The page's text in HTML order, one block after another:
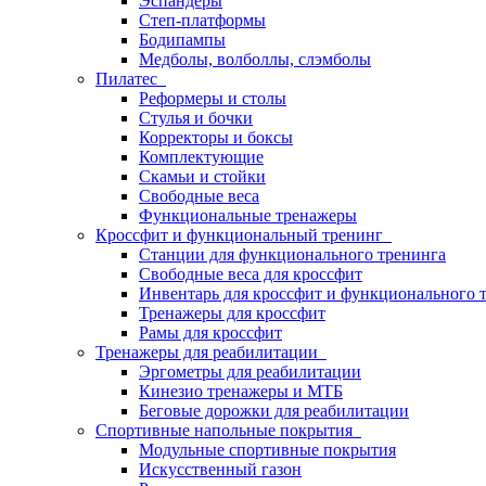
Степ-платформы
Бодипампы
Медболы, волболлы, слэмболы
Пилатес
Реформеры и столы
Стулья и бочки
Корректоры и боксы
Комплектующие
Скамьи и стойки
Свободные веса
Функциональные тренажеры
Кроссфит и функциональный тренинг
Станции для функционального тренинга
Свободные веса для кроссфит
Инвентарь для кроссфит и функционального
Тренажеры для кроссфит
Рамы для кроссфит
Тренажеры для реабилитации
Эргометры для реабилитации
Кинезио тренажеры и МТБ
Беговые дорожки для реабилитации
Спортивные напольные покрытия
Модульные спортивные покрытия
Искусственный газон